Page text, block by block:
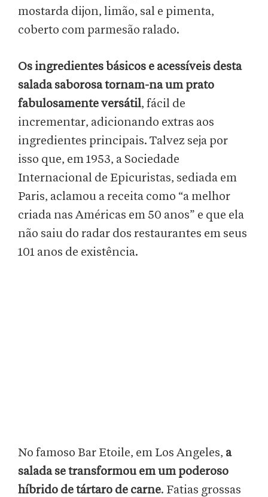
mostarda dijon, limão, sal e pimenta,
coberto com parmesão ralado.
Os ingredientes básicos e acessíveis desta
salada saborosa tornam-na um prato
fabulosamente versátil, fácil de
incrementar, adicionando extras aos
ingredientes principais. Talvez seja por
isso que, em 1953, a Sociedade
Internacional de Epicuristas, sediada em
Paris, aclamou a receita como “a melhor
criada nas Américas em 50 anos” e que ela
não saiu do radar dos restaurantes em seus
101 anos de existência.
No famoso Bar Etoile, em Los Angeles, a
salada se transformou em um poderoso
híbrido de tártaro de carne. Fatias grossas